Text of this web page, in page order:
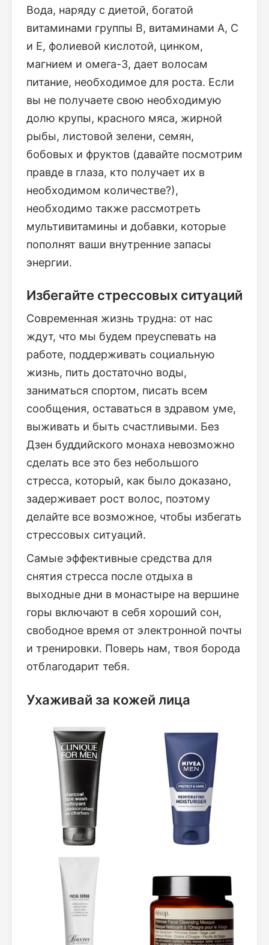
Вода, наряду с диетой, богатой
витаминами группы В, витаминами А, С
и Е, фолиевой кислотой, цинком,
магнием и омега-3, дает волосам
питание, необходимое для роста. Если
вы не получаете свою необходимую
долю крупы, красного мяса, жирной
рыбы, листовой зелени, семян,
бобовых и фруктов (давайте посмотрим
правде в глаза, кто получает их в
необходимом количестве?),
необходимо также рассмотреть
мультивитамины и добавки, которые
пополнят ваши внутренние запасы
энергии.
Избегайте стрессовых ситуаций
Современная жизнь трудна: от нас
ждут, что мы будем преуспевать на
работе, поддерживать социальную
жизнь, пить достаточно воды,
заниматься спортом, писать всем
сообщения, оставаться в здравом уме,
выживать и быть счастливыми. Без
Дзен буддийского монаха невозможно
сделать все это без небольшого
стресса, который, как было доказано,
задерживает рост волос, поэтому
делайте все возможное, чтобы избегать
стрессовых ситуаций.
Самые эффективные средства для
снятия стресса после отдыха в
выходные дни в монастыре на вершине
горы включают в себя хороший сон,
свободное время от электронной почты
и тренировки. Поверь нам, твоя борода
отблагодарит тебя.
Ухаживай за кожей лица